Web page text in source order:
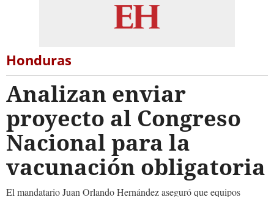
Honduras
Analizan enviar
proyecto al Congreso
Nacional para la
vacunación obligatoria
El mandatario Juan Orlando Hernández aseguró que equipos